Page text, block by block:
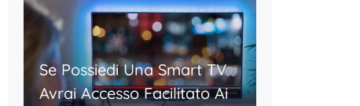
Se Possiedi Una Smart TV
Avrai Accesso Facilitato Ai